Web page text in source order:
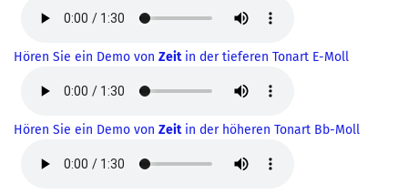
Hören Sie ein Demo von Zeitin der tieferen Tonart E-Moll
Hören Sie ein Demo von Zeitin der höheren Tonart Bb-Moll